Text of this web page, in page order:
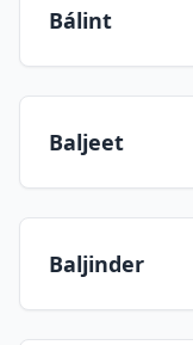
Bálint
Baljeet
Baljinder